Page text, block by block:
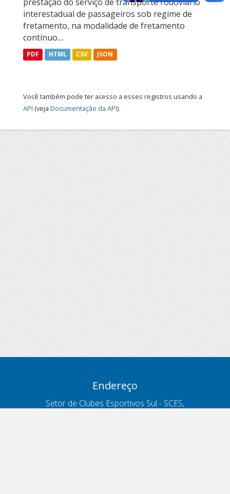
interestadual de passageiros sob regime de
fretamento, na modalidade de fretamento
contínuo....
PDF HTML CSV JSON
Você também pode ter acesso a esses registros usando a
API (veja Documentação da API).
Endereço
Setor de Clubes Esportivos Sul - SCES,